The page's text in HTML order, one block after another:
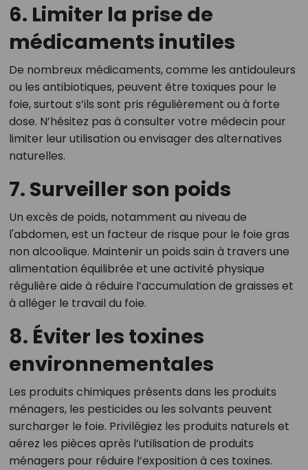
6. Limiter la prise de
médicaments inutiles
De nombreux médicaments, comme les antidouleurs
ou les antibiotiques, peuvent être toxiques pour le
foie, surtout s’ils sont pris régulièrement ou à forte
dose. N’hésitez pas à consulter votre médecin pour
limiter leur utilisation ou envisager des alternatives
naturelles.
7. Surveiller son poids
Un excès de poids, notamment au niveau de
l'abdomen, est un facteur de risque pour le foie gras
non alcoolique. Maintenir un poids sain à travers une
alimentation équilibrée et une activité physique
régulière aide à réduire l’accumulation de graisses et
à alléger le travail du foie.
8. Éviter les toxines
environnementales
Les produits chimiques présents dans les produits
ménagers, les pesticides ou les solvants peuvent
surcharger le foie. Privilégiez les produits naturels et
aérez les pièces après l’utilisation de produits
ménagers pour réduire l’exposition à ces toxines.